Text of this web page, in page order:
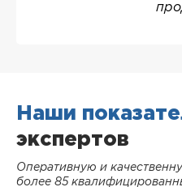
Наши
экспертов
Оперативную и
более 85